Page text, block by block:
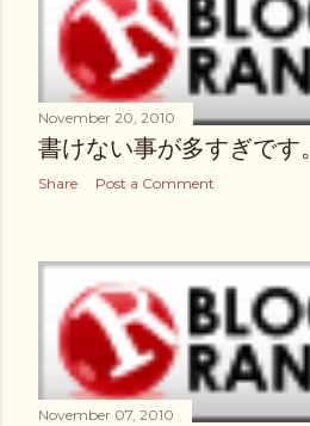
November 20, 2010
書けない事が多すぎです。
Share Post a Comment
November 07, 2010